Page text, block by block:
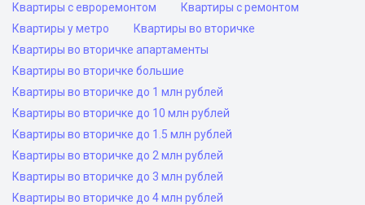
Квартиры с евроремонтом
Квартиры с ремонтом
Квартиры у метро
Квартиры во вторичке
Квартиры во вторичке апартаменты
Квартиры во вторичке большие
Квартиры во вторичке до 1 млн рублей
Квартиры во вторичке до 10 млн рублей
Квартиры во вторичке до 1.5 млн рублей
Квартиры во вторичке до 2 млн рублей
Квартиры во вторичке до 3 млн рублей
Квартиры во вторичке до 4 млн рублей